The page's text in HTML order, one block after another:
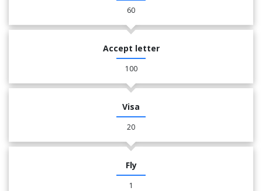
60
Accept letter
100
Visa
20
Fly
1